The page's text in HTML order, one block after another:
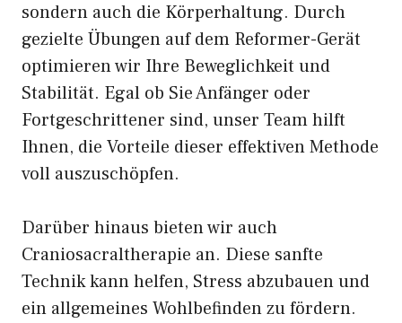
sondern auch die Körperhaltung. Durch
gezielte Übungen auf dem Reformer-Gerät
optimieren wir Ihre Beweglichkeit und
Stabilität. Egal ob Sie Anfänger oder
Fortgeschrittener sind, unser Team hilft
Ihnen, die Vorteile dieser effektiven Methode
voll auszuschöpfen.
Darüber hinaus bieten wir auch
Craniosacraltherapie an. Diese sanfte
Technik kann helfen, Stress abzubauen und
ein allgemeines Wohlbefinden zu fördern.